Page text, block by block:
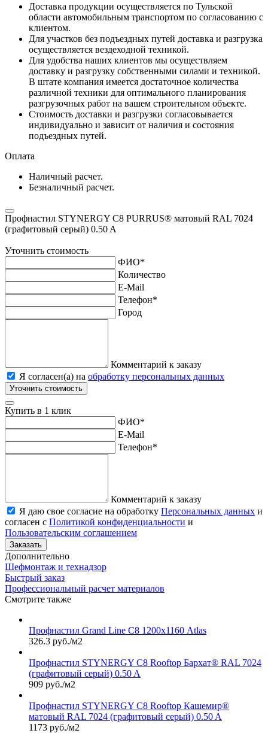
Доставка продукции осуществляется по Тульской
области автомобильным транспортом по согласованию с
клиентом.
Для участков без подъездных путей доставка и разгрузка
осуществляется вездеходной техникой.
Для удобства наших клиентов мы осуществляем
доставку и разгрузку собственными силами и техникой.
В штате компания имеется достаточное количества
различной техники для оптимального планирования
разгрузочных работ на вашем строительном объекте.
Стоимость доставки и разгрузки согласовывается
индивидуально и зависит от наличия и состояния
подъездных путей.
Оплата
Наличный расчет.
Безналичный расчет.
Профнастил STYNERGY С8 PURRUS® матовый RAL 7024
(графитовый серый) 0.50 A
Уточнить стоимость
ФИО*
Количество
E-Mail
Телефон*
Город
Комментарий к заказу
Я согласен(а) на обработку персональных данных
Уточнить стоимость
Купить в 1 клик
ФИО*
E-Mail
Телефон*
Комментарий к заказу
Я даю свое согласие на обработку Персональных данных и
согласен с Политикой конфиденциальности и
Пользовательским соглашением
Заказать
Дополнительно
Шефмонтаж и технадзор
Быстрый заказ
Профессиональный расчет материалов
Смотрите также
Профнастил Grand Line С8 1200х1160 Atlas
326.3 руб./м2
Профнастил STYNERGY С8 Rooftop Бархат® RAL 7024
(графитовый серый) 0.50 A
909 руб./м2
Профнастил STYNERGY С8 Rooftop Кашемир®
матовый RAL 7024 (графитовый серый) 0.50 A
1173 руб./м2